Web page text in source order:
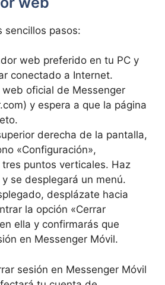
sencillos pasos:
​web preferido en tu PC y
conectado a Internet.
oficial de Messenger
y⁣ espera a que⁢ la página
derecha‌ de la pantalla,
«Configuración»,
puntos verticales. Haz
‍se desplegará⁣ un menú.
desplázate hacia
la opción «Cerrar
ella y confirmarás que
​en Messenger Móvil.
sesión⁤ en Messenger Móvil